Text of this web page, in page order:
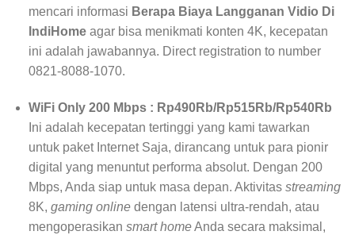
mencari informasi Berapa Biaya Langganan Vidio Di
IndiHomeagar bisa menikmati konten 4K, kecepatan
ini adalah jawabannya. Direct registration to number
0821-8088-1070.
WiFi Only 200 Mbps : Rp490Rb/Rp515Rb/Rp540Rb
Ini adalah kecepatan tertinggi yang kami tawarkan
untuk paket Internet Saja, dirancang untuk para pionir
digital yang menuntut performa absolut. Dengan 200
Mbps, Anda siap untuk masa depan. Aktivitas streaming
8K, gaming onlinedengan latensi ultra-rendah, atau
mengoperasikan smart homeAnda secara maksimal,